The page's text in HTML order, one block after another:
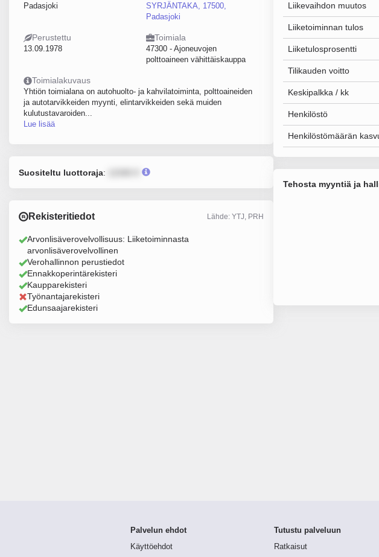
Padasjoki
SYRJÄNTAKA, 17500,
Padasjoki
Perustettu
13.09.1978
Toimiala
47300 - Ajoneuvojen
polttoaineen vähittäiskauppa
Toimialakuvaus
Yhtiön toimialana on autohuolto- ja kahvilatoiminta, polttoaineiden
ja autotarvikkeiden myynti, elintarvikkeiden sekä muiden
kulutustavaroiden...
Lue lisää
Suositeltu luottoraja:
Rekisteritiedot Lähde: YTJ, PRH
Arvonlisäverovelvollisuus: Liiketoiminnasta
arvonlisäverovelvollinen
Verohallinnon perustiedot
Ennakkoperintärekisteri
Kaupparekisteri
Työnantajarekisteri
Edunsaajarekisteri
Liikevaihdon muutos
Liiketoiminnan tulos
Liiketulosprosentti
Tilikauden voitto
Keskipalkka / kk
Henkilöstö
Henkilöstömäärän
Tehosta myyntiä ja
Palvelun ehdot
Käyttöehdot
Tutustu palveluun
Ratkaisut